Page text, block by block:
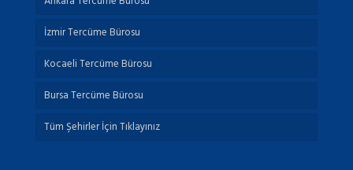
İzmir Tercüme Bürosu
Kocaeli Tercüme Bürosu
Bursa Tercüme Bürosu
Tüm Şehirler İçin Tıklayınız